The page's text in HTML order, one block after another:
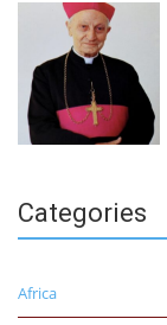
Categories
Africa